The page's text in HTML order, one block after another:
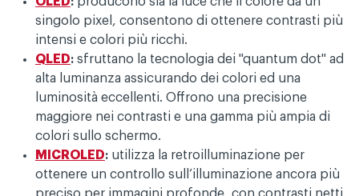
singolo pixel, consentono di ottenere contrasti più
intensi e colori più ricchi.
QLED: sfruttano la tecnologia dei "quantum dot" ad
alta luminanza assicurando dei colori ed una
luminosità eccellenti. Offrono una precisione
maggiore nei contrasti e una gamma più ampia di
colori sullo schermo.
MICROLED: utilizza la retroilluminazione per
ottenere un controllo sull’illuminazione ancora più